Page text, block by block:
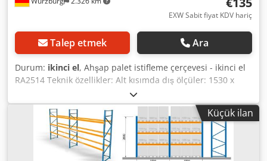
Cumhuriyeti'nin tüm bölgelerine (adasız) yapılır. - AB üye
ülkelerine teslimatlar, bireysel anlaşmaya tabidir.
EXW Sabit fiyat KDV hariç
Talep etmek Ara
Durum: ikinci el, Ahşap palet istifleme çerçevesi - ikinci el
RA2514 Teknik özellikler: Alt kısımda dış ölçüler: 1530 x
1165 mm Borular arasındaki ölçüler: 1300 x 935 mm
Yükseklik: 300 mm Direk boyutu: 60,3 mm boru Crjdpfx
Afezlrq Njwef Gömme uzunluğu: 170 mm Kendi ağırlığı: 33
kg Teslimat kapsamı: 4 adet boru ile birlikte, uzunluk 0,6-
1,4 m arasında, daha uzun çubuklar ek ücrete tabidir.
Fiyat: KDV dahil, Dr. Sonntag GmbH & Co. KG'nin merkezi
Küçük ilan